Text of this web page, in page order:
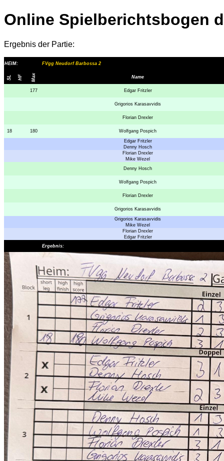
Online Spielberichtsbogen
Ergebnis der Partie:
HEIM: FVgg Neudorf Barbossa 2
SL HF Max Name
177 Edgar Fritzler
Grigorios Karasavvidis
Florian Drexler
18 180
Wolfgang Pospich
Edgar Fritzler
Denny Hosch
Florian Drexler
Mike Wezel
Denny Hosch
Wolfgang Pospich
Florian Drexler
Grigorios Karasavvidis
Grigorios Karasavvidis
Mike Wezel
Florian Drexler
Edgar Fritzler
Ergebnis: